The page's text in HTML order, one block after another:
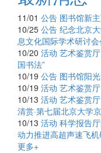
11/01 公告 图书馆新
10/25 公告 纪念北京
息文化国际学术研讨
10/20 活动 艺术鉴赏
国书法”
10/19 公告 图书馆阳
10/19 活动 艺术鉴赏
10/13 活动 艺术鉴赏
清赏·第七届北京大学
10/13 活动 科学报告
动力推进高超声速飞
更多+